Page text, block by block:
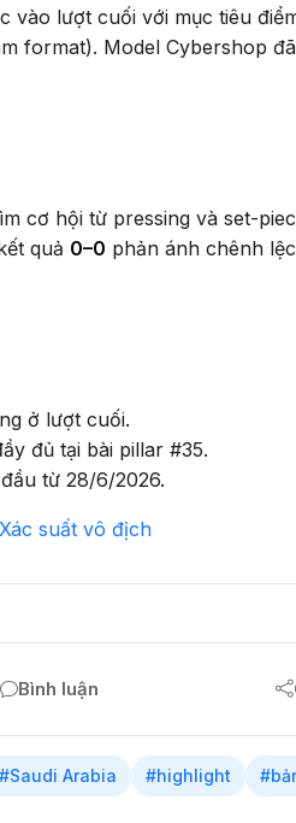
vào lượt cuối với mục tiêu
format). Model Cybershop
cơ hội từ pressing và set-
quả 0–0 phản ánh chênh
ở lượt cuối.
đủ tại bài pillar #35.
từ 28/6/2026.
Xác suất vô địch
Bình luận
#Saudi Arabia #highlight